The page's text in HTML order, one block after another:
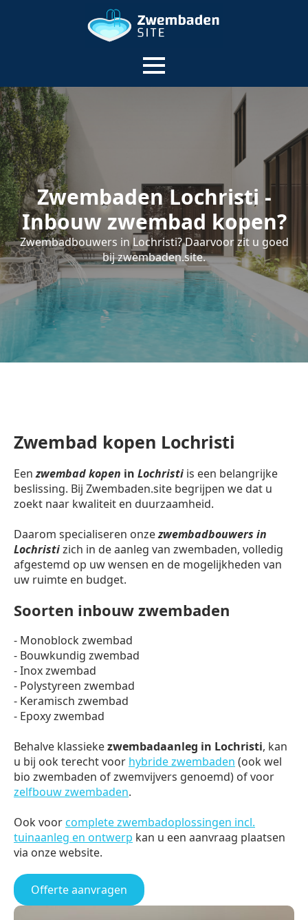
Zwembaden Lochristi -
Inbouw zwembad kopen?
Zwembadbouwers in Lochristi? Daarvoor zit u goed
bij zwembaden.site.
Zwembad kopen Lochristi
Eenzwembad kopen in Lochristi is een belangrijke
beslissing. Bij Zwembaden.site begrijpen we dat u
zoekt naar kwaliteit en duurzaamheid.
Daarom specialiseren onzezwembadbouwers in
Lochristizich in de aanleg van zwembaden, volledig
afgestemd op uw wensen en de mogelijkheden van
uw ruimte en budget.
Soorten inbouw zwembaden
- Monoblock zwembad
- Bouwkundig zwembad
- Inox zwembad
- Polystyreen zwembad
- Keramisch zwembad
- Epoxy zwembad
Behalve klassiekezwembadaanleg in Lochristi, kan
u bij ook terecht voor hybride zwembaden (ook wel
bio zwembaden of zwemvijvers genoemd) of voor
zelfbouw zwembaden.
Ook voorcomplete zwembadoplossingen incl.
tuinaanleg en ontwerp kan u een aanvraag plaatsen
via onze website.
Offerte aanvragen